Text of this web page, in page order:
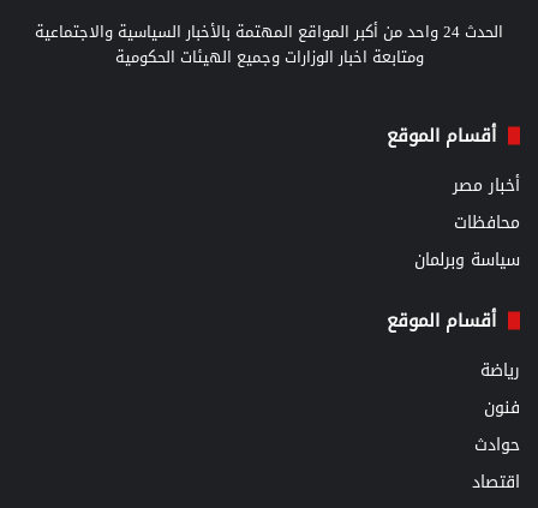
الحدث 24 واحد من أكبر المواقع المهتمة بالأخبار السياسية والاجتماعية
ومتابعة اخبار الوزارات وجميع الهيئات الحكومية
أقسام الموقع
أخبار مصر
محافظات
سياسة وبرلمان
أقسام الموقع
رياضة
فنون
حوادث
اقتصاد